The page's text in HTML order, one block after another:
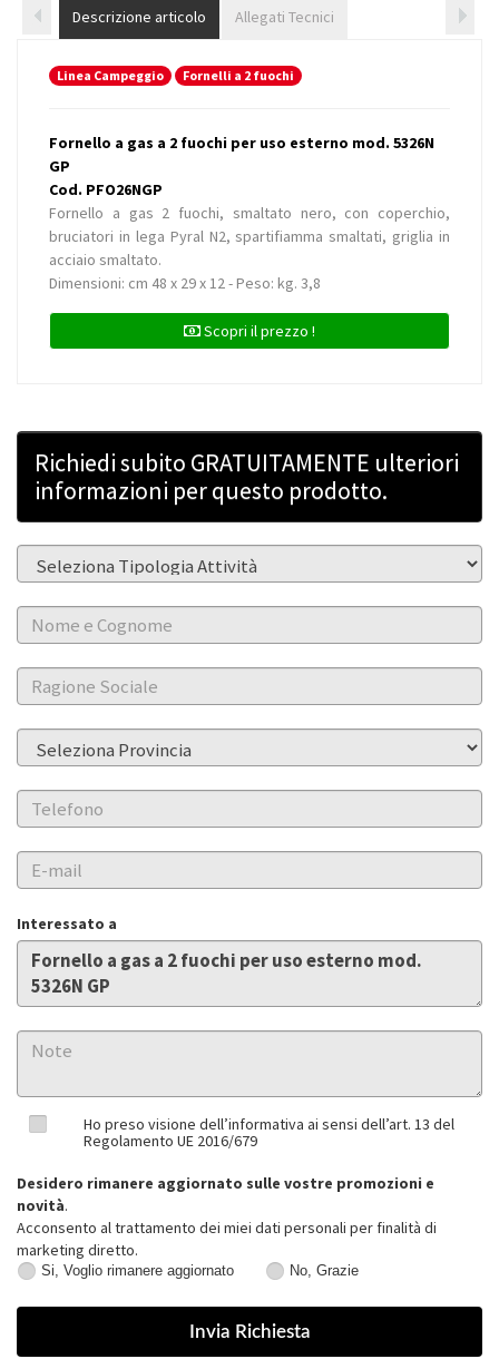
Descrizione articolo Allegati Tecnici
Linea Campeggio Fornelli a 2 fuochi
Fornello a gas a 2 fuochi per uso esterno mod. 5326N
GP
Cod. PFO26NGP
Fornello a gas 2 fuochi, smaltato nero, con coperchio,
bruciatori in lega Pyral N2, spartifiamma smaltati, griglia in
acciaio smaltato.
Dimensioni: cm 48 x 29 x 12 - Peso: kg. 3,8
Scopri il prezzo !
Richiedi subito GRATUITAMENTE ulteriori
informazioni per questo prodotto.
Interessato a
Ho preso visione dell’informativa ai sensi dell’art. 13 del
Regolamento UE 2016/679
Desidero rimanere aggiornato sulle vostre promozioni e
novità.
Acconsento al trattamento dei miei dati personali per finalità di
marketing diretto.
Voglio
Si, Voglio rimanere aggiornato
Grazie
No, Grazie